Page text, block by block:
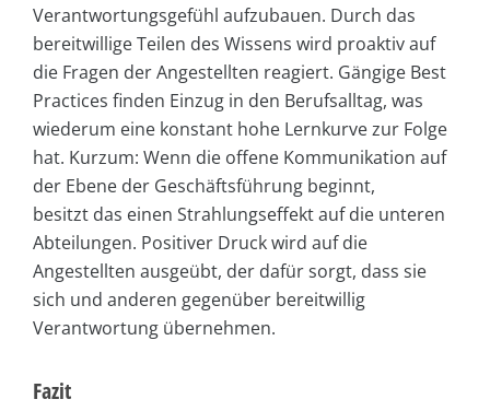
Verantwortungsgefühl aufzubauen. Durch das
bereitwillige Teilen des Wissens wird proaktiv auf
die Fragen der Angestellten reagiert. Gängige Best
Practices finden Einzug in den Berufsalltag, was
wiederum eine konstant hohe Lernkurve zur Folge
hat. Kurzum: Wenn die offene Kommunikation auf
der Ebene der Geschäftsführung beginnt,
besitzt das einen Strahlungseffekt auf die unteren
Abteilungen. Positiver Druck wird auf die
Angestellten ausgeübt, der dafür sorgt, dass sie
sich und anderen gegenüber bereitwillig
Verantwortung übernehmen.
Fazit